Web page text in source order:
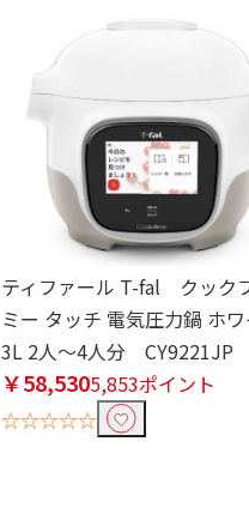
ティファール T-fal クック
ミー タッチ 電気圧力鍋 ホ
3L 2人～4人分 CY9221JP
￥58,5305,853ポイント
☆☆☆☆☆